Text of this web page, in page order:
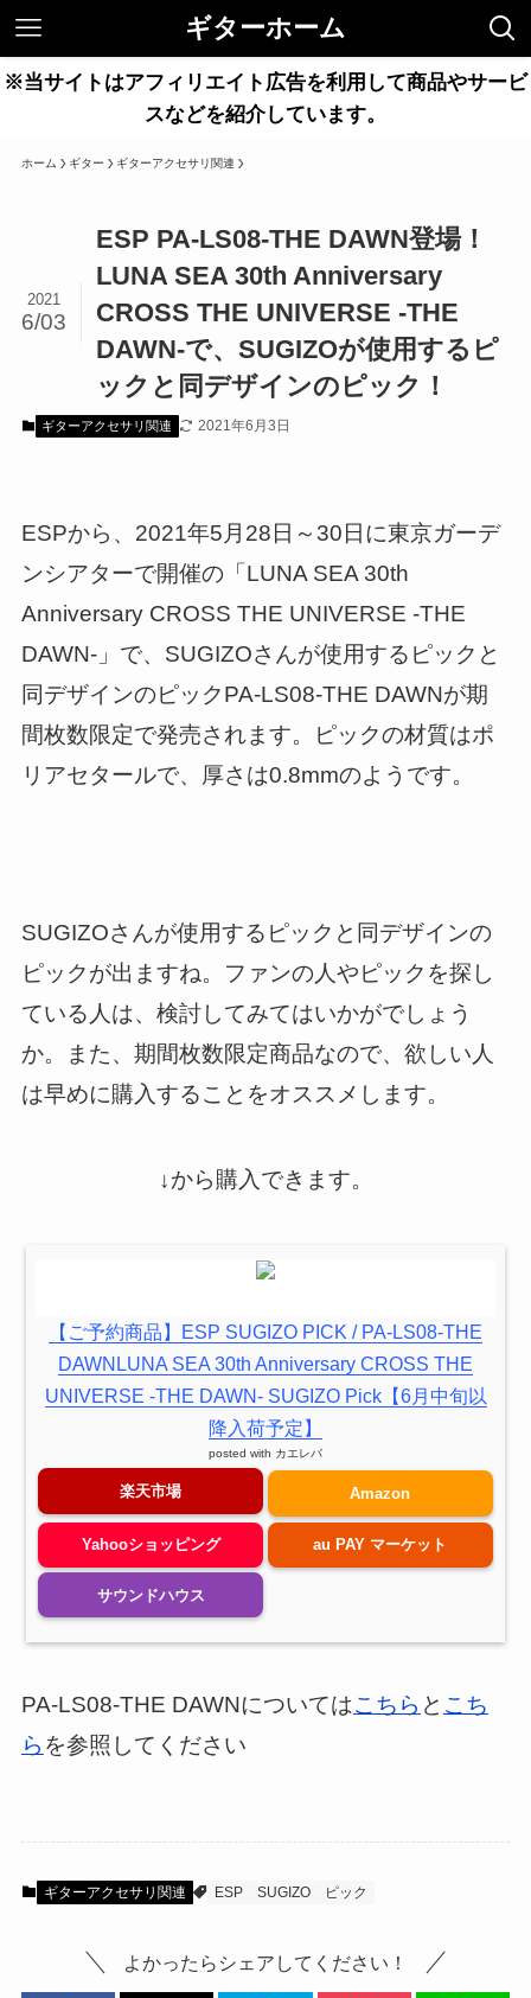
ギターホーム
※当サイトはアフィリエイト広告を利用して商品やサービ
スなどを紹介しています。
ホーム ギター ギターアクセサリ関連
ESP PA-LS08-THE DAWN登場！
LUNA SEA 30th Anniversary
CROSS THE UNIVERSE -THE
DAWN-で、SUGIZOが使用するピ
ックと同デザインのピック！
2021
6/03
ギターアクセサリ関連 2021年6月3日
ESPから、2021年5月28日～30日に東京ガーデ
ンシアターで開催の「LUNA SEA 30th
Anniversary CROSS THE UNIVERSE -THE
DAWN-」で、SUGIZOさんが使用するピックと
同デザインのピックPA-LS08-THE DAWNが期
間枚数限定で発売されます。ピックの材質はポ
リアセタールで、厚さは0.8mmのようです。
SUGIZOさんが使用するピックと同デザインの
ピックが出ますね。ファンの人やピックを探し
ている人は、検討してみてはいかがでしょう
か。また、期間枚数限定商品なので、欲しい人
は早めに購入することをオススメします。
↓から購入できます。
【ご予約商品】ESP SUGIZO PICK / PA-LS08-THE
DAWNLUNA SEA 30th Anniversary CROSS THE
UNIVERSE -THE DAWN- SUGIZO Pick【6月中旬以
降入荷予定】
posted with カエレバ
楽天市場 Amazon
Yahooショッピング au PAY マーケット
サウンドハウス
PA-LS08-THE DAWNについてはこちら と こち
ら を参照してください
ギターアクセサリ関連 ESP SUGIZO ピック
よかったらシェアしてください！